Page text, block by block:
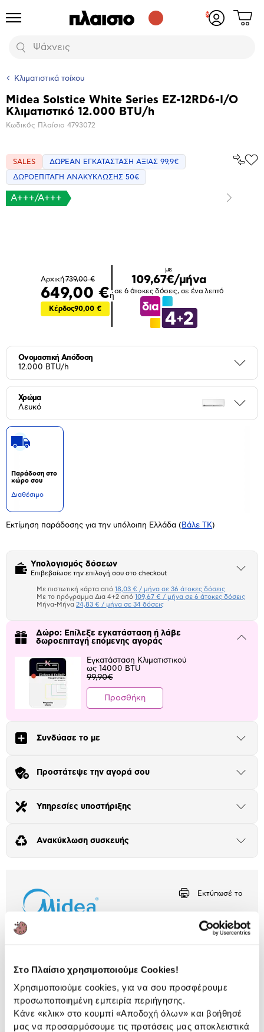
Στο Πλαίσιο χρησιμοποιούμε Cookies!
Χρησιμοποιούμε cookies, για να σου προσφέρουμε
προσωποποιημένη εμπειρία περιήγησης.
Κάνε «κλικ» στο κουμπί «Αποδοχή όλων» και βοήθησέ
μας να προσαρμόσουμε τις προτάσεις μας αποκλειστικά
Προϊόντα
Αναζήτηση
Δες
Κλιματιστικά τοίχου
Βασικά
χαρακτηριστικά
Midea Solstice White Series EZ-12RD6-I/O
Κλιματιστικό 12.000 BTU/h
Κωδικός Πλαίσιο 4793072
SALES ΔΩΡΕΑΝ ΕΓΚΑΤΑΣΤΑΣΗ ΑΞΙΑΣ 99,9€
ΔΩΡΟΕΠΙΤΑΓΗ ΑΝΑΚΥΚΛΩΣΗΣ 50€
Επόμενο
A+++/A+++
Αρχική739,00 €
649,00 €
Κέρδος90,00 €
ή
με
109,67€/μήνα
σε 6 άτοκες δόσεις, σε ένα λεπτό
Ονομαστική Απόδοση
12.000 BTU/h
Χρώμα
Λευκό
Παράδοση στο
χώρο σου
Διαθέσιμο
Εκτίμηση παράδοσης για την υπόλοιπη Ελλάδα ( Βάλε ΤΚ)
Υπολογισμός δόσεων
Επιβεβαίωσε την επιλογή σου στο checkout
Άνοιξε
Πιστωτική κάρτα
Μήνα Μήνα
Αριθμός δόσεων Ποσό/Μήνα
Με πιστωτική κάρτα από 18,03 € / μήνα σε 36 άτοκες δόσεις
Με το πρόγραμμα Δια 4+2 από 109,67 € / μήνα σε 6 άτοκες δόσεις
Μήνα-Μήνα 24,83 € / μήνα σε 34 δόσεις
Δώρο: Επίλεξε εγκατάσταση ή λάβε
δωροεπιταγή επόμενης αγοράς
Κλείσε
Εγκατάσταση Κλιματιστικού
ως 14000 BTU
99,90€
Προσθήκη
Συνδύασε το με
Άνοιξε
Προστάτεψε την αγορά σου
Άνοιξε
Υπηρεσίες υποστήριξης
Άνοιξε
Ανακύκλωση συσκευής
Άνοιξε
Εκτύπωσέ το
Περιγραφή
καλοκαίρι χωρίς κρύα ρεύματα με το κλιματιστικό
σύνδεσης Wi-Fi και λειτουργίες υγιεινής για καθαρό
αέρα.